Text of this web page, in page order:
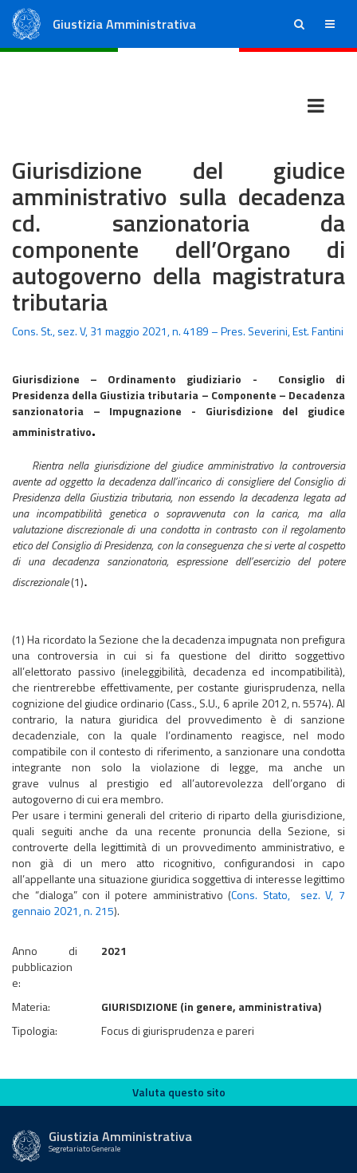
Giustizia Amministrativa ricerca menu
Giurisdizione del giudice
amministrativo sulla decadenza
cd. sanzionatoria da
componente dell’Organo di
autogoverno della magistratura
tributaria
Cons. St., sez. V, 31 maggio 2021, n. 4189 – Pres. Severini, Est. Fantini
Giurisdizione – Ordinamento giudiziario - Consiglio di
Presidenza della Giustizia tributaria – Componente – Decadenza
sanzionatoria – Impugnazione - Giurisdizione del giudice
amministrativo.
Rientra nella giurisdizione del giudice amministrativo la controversia
avente ad oggetto la decadenza dall’incarico di consigliere del Consiglio di
Presidenza della Giustizia tributaria, non essendo la decadenza legata ad
una incompatibilità genetica o sopravvenuta con la carica, ma alla
valutazione discrezionale di una condotta in contrasto con il regolamento
etico del Consiglio di Presidenza, con la conseguenza che si verte al cospetto
di una decadenza sanzionatoria, espressione dell’esercizio del potere
discrezionale(1).
(1) Ha ricordato la Sezione che la decadenza impugnata non prefigura
una controversia in cui si fa questione del diritto soggettivo
all’elettorato passivo (ineleggibilità, decadenza ed incompatibilità),
che rientrerebbe effettivamente, per costante giurisprudenza, nella
cognizione del giudice ordinario (Cass., S.U., 6 aprile 2012, n. 5574). Al
contrario, la natura giuridica del provvedimento è di sanzione
decadenziale, con la quale l’ordinamento reagisce, nel modo
compatibile con il contesto di riferimento, a sanzionare una condotta
integrante non solo la violazione di legge, ma anche un
grave vulnus al prestigio ed all’autorevolezza dell’organo di
autogoverno di cui era membro.
​​​​​​​Per usare i termini generali del criterio di riparto della giurisdizione,
quali seguiti anche da una recente pronuncia della Sezione, si
controverte della legittimità di un provvedimento amministrativo, e
non già di un mero atto ricognitivo, configurandosi in capo
all’appellante una situazione giuridica soggettiva di interesse legittimo
che “dialoga” con il potere amministrativo (Cons. Stato, sez. V, 7
gennaio 2021, n. 215).
Anno di
pubblicazion
e:
2021
Materia:
GIURISDIZIONE (in genere, amministrativa)
Tipologia:
Focus di giurisprudenza e pareri
Valuta questo sito
Valuta questo sito
Giustizia Amministrativa
Segretariato Generale